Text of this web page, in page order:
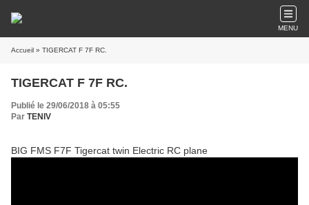
MENU
Accueil » TIGERCAT F 7F RC.
TIGERCAT F 7F RC.
Publié le 29/06/2018 à 05:55
Par TENIV
BIG FMS F7F Tigercat twin Electric RC plane